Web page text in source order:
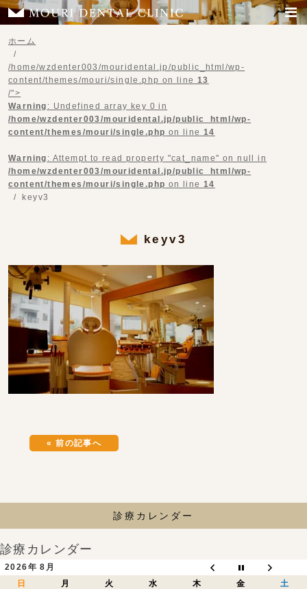
ホーム
/home/wzdenter003/mouridental.jp/public_html/wp-
content/themes/mouri/single.php on line 13
/">
Warning : Undefined array key 0 in
/home/wzdenter003/mouridental.jp/public_html/wp-
content/themes/mouri/single.php on line14
Warning : Attempt to read property "cat_name" on null in
/home/wzdenter003/mouridental.jp/public_html/wp-
content/themes/mouri/single.php on line14
keyv3
keyv3
« 前の記事へ
診療カレンダー
診療カレンダー
2026年 8月
日
月 火 水 木 金
土